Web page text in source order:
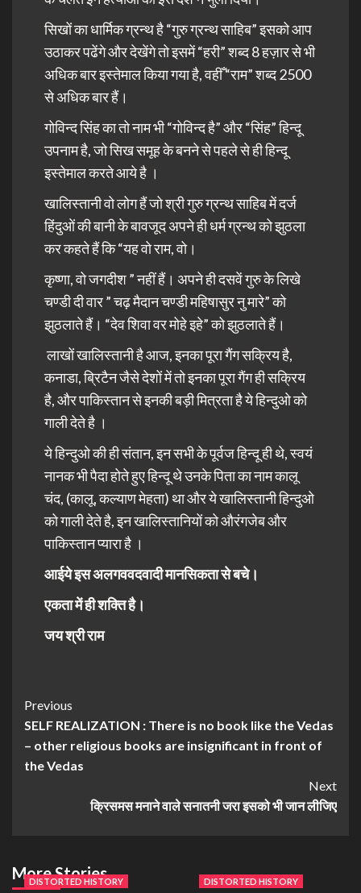
सिखों का धार्मिक ग्रन्थ है “गुरु ग्रन्थ साहिब” इसको आप
उठाकर पढेंगे और देखेंगे तो इसमें “हरी” शब्द 8 हज़ार से भी
अधिक बार इस्तेमाल किया गया है, वहीँ “राम” शब्द 2500
से अधिक बार हैं।
गोविन्द सिंह का तो नाम भी “गोविन्द है” और “सिंह” हिन्दू
उपनाम है, जो सिख समूह के बनने से पहले से ही हिन्दू
इस्तेमाल करते आये है ।
खालिस्तानी वो लोग हैं जो श्री गुरु ग्रन्थ साहिब में दर्ज
हिंदुओं की बानी के बावजूद अपने ही धर्म ग्रन्थ को झुठला
कर कहते हैं कि “यह वो राम, वो।
कृष्णा, वो जगदीश ” नहीं हैं। अपने ही दसवें गुरु के लिखे
चण्डी दी वार ” चढ़ मैदान चण्डी महिषासुर नु मारे” को
झुठलाते हैं। “देव शिवा वर मोहे इहे” को झुठलाते हैं।
लाखों खालिस्तानी है आज, इनका पूरा गैंग सक्रिय है,
कनाडा, ब्रिटैन जैसे देशों में तो इनका पूरा गैंग ही सक्रिय
है, और पाकिस्तान से इनकी बड़ी मित्रता है ये हिन्दुओ को
गाली देते है ।
ये हिन्दुओ की ही संतान, इन सभी के पूर्वज हिन्दू ही थे, स्वयं
नानक भी पैदा होते हुए हिन्दू थे उनके पिता का नाम कालू
चंद, (कालू, कल्याण मेहता) था और ये खालिस्तानी हिन्दुओ
को गाली देते है, इन खालिस्तानियों को औरंगजेब और
पाकिस्तान प्यारा है ।
आईये इस अलगववदवादी मानसिकता से बचे।
एकता में ही शक्ति है।
जय श्री राम
Previous
SELF REALIZATION : There is no book like the Vedas
– other religious books are insignificant in front of
the Vedas
Next
क्रिसमस मनाने वाले सनातनी जरा इसको भी जान लीजिए
More Stories
DISTORTED HISTORY DISTORTED HISTORY